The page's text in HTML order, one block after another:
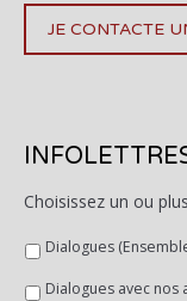
JE CONTACTE
Choisissez un ou
Dialogues
Dialogues avec nos